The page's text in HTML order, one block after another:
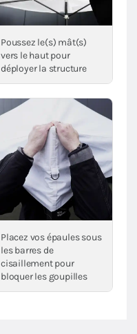
Poussez le(s) mât(s)
vers le haut pour
déployer la structure
Placez vos épaules sous
les barres de
cisaillement pour
bloquer les goupilles